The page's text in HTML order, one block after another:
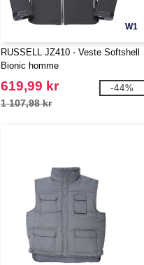
W1
RUSSELL JZ410 - Veste Softshell
Bionic homme
619,99 kr
1 107,98 kr
-44%